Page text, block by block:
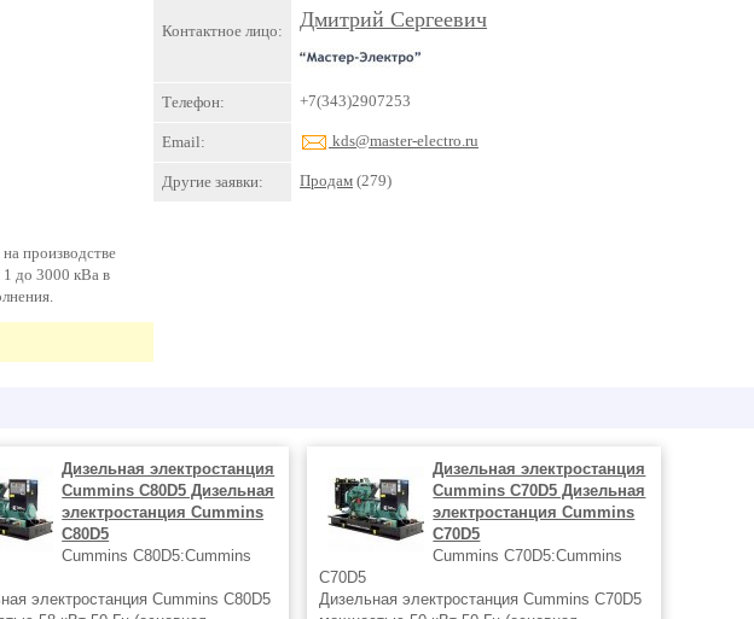
производстве
до 3000 кВа в
Контактное лицо: Дмитрий Сергеевич
Телефон: +7(343)2907253
Email: kds@master-electro.ru
Другие заявки: Продам (279)
Дизельная электростанция
Cummins C80D5 Дизельная
электростанция Cummins
C80D5
Cummins C80D5:Cummins
электростанция Cummins C80D5
Дизельная электростанция
Cummins C70D5 Дизельная
электростанция Cummins
C70D5
Cummins C70D5:Cummins
C70D5
Дизельная электростанция Cummins C70D5